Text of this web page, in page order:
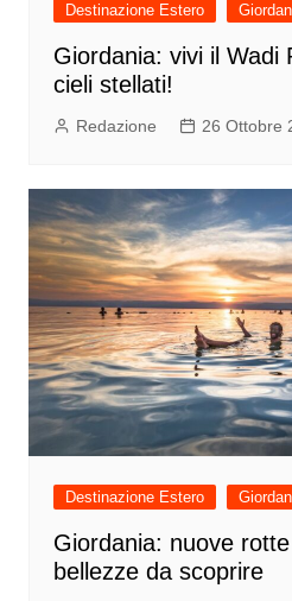
Destinazione Estero
Giordania: vivi il Wadi
cieli stellati!
Redazione 26 Ottobre
Destinazione Estero
Giordania: nuove
bellezze da scoprire